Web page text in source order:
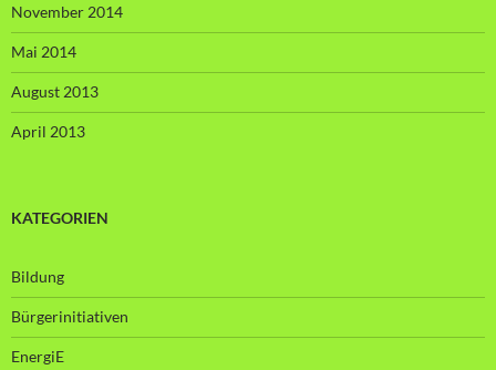
November 2014
Mai 2014
August 2013
April 2013
KATEGORIEN
Bildung
Bürgerinitiativen
EnergiE